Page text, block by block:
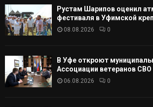
Рустам Шарипов оценил
фестиваля в Уфимской
08.08.2026 0
В Уфе откроют
Ассоциации ветеранов СВО
06.08.2026 0